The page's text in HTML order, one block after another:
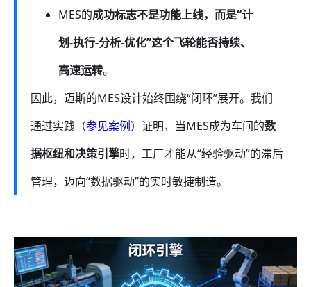
MES的成功标志不是功能上线，而是“计
划-执行-分析-优化”这个飞轮能否持续、
高速运转。
因此，迈斯的MES设计始终围绕“闭环”展开。我们
通过实践（参见案例）证明，当MES成为车间的数
据枢纽和决策引擎时，工厂才能从“经验驱动”的滞后
管理，迈向“数据驱动”的实时敏捷制造。